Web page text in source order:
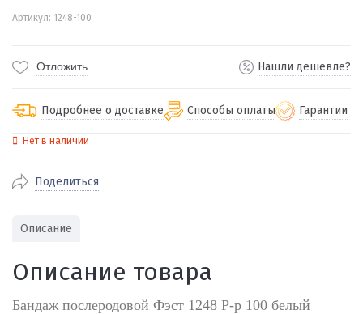
Артикул: 1248-100
Отложить Нашли дешевле?
Подробнее о доставке
доставка
стоимость доставки
службами Пэк, Кит, Луч, Сдэк, Озон
доставка, Почта РФ или любой другой
транспортной компанией на Ваш выбор
Способы оплаты
Наличными при получении (для
городов)
Онлайн через СБП
Гарантии
Нет в наличии
Поделиться
Описание
Описание товара
Бандаж послеродовой Фэст 1248 Р-р 100 белый